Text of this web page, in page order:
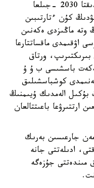
قاسىم- جومارت توقايەۆ الداعى ونجىلدىقتا 2030 -جىلعا
كۇن ءتارتىبىن
وتە ماڭىزدى ەكەنىن
اۋقىمدى ماقساتتارعا
ورتاق
باسشىسى ب ۇ ۇ
كوشباسشىلىق
بۇكىل الەمدىك ۇيىمنىڭ
ارتتىرۋعا باعىتتالعان
جارعىسىن بەرىك
ادىلەتتى جانە
مىندەتتى جۇزەگە